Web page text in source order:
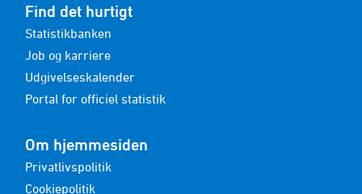
Find det hurtigt
Statistikbanken
Job og karriere
Udgivelseskalender
Portal for officiel statistik
Om hjemmesiden
Privatlivspolitik
Cookiepolitik